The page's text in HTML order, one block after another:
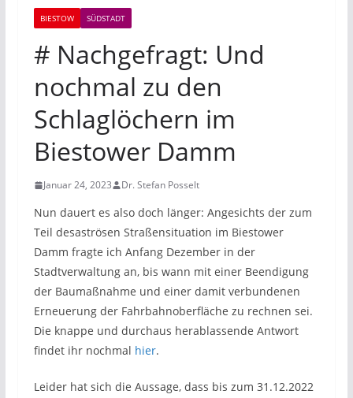
BIESTOW SÜDSTADT
# Nachgefragt: Und
nochmal zu den
Schlaglöchern im
Biestower Damm
Januar 24, 2023 Dr. Stefan Posselt
Nun dauert es also doch länger: Angesichts der zum
Teil desaströsen Straßensituation im Biestower
Damm fragte ich Anfang Dezember in der
Stadtverwaltung an, bis wann mit einer Beendigung
der Baumaßnahme und einer damit verbundenen
Erneuerung der Fahrbahnoberfläche zu rechnen sei.
Die knappe und durchaus herablassende Antwort
findet ihr nochmal hier.
Leider hat sich die Aussage, dass bis zum 31.12.2022